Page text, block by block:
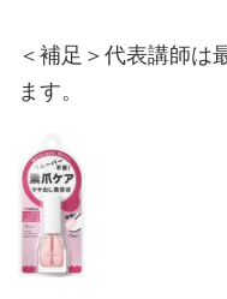
＜補足＞代表講師は
ます。